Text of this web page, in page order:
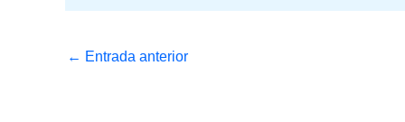
← Entrada anterior